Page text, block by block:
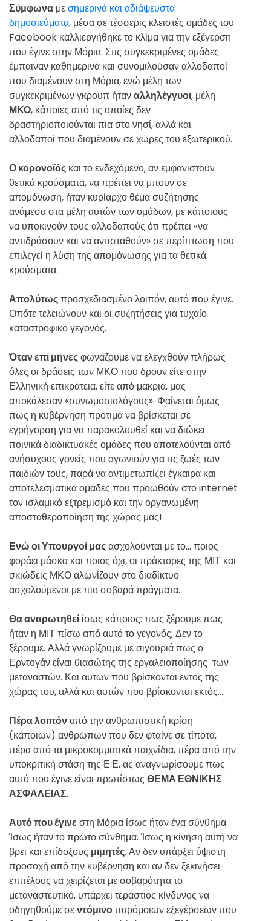
Σύμφωνα μεσημερινά και αδιάψευστα
δημοσιεύματα, μέσα σε τέσσερις κλειστές ομάδες του
Facebook καλλιεργήθηκε το κλίμα για την εξέγερση
που έγινε στην Μόρια. Στις συγκεκριμένες ομάδες
έμπαιναν καθημερινά και συνομιλούσαν αλλοδαποί
που διαμένουν στη Μόρια, ενώ μέλη των
συγκεκριμένων γκρουπ ήταναλληλέγγυοι, μέλη
ΜΚΟ, κάποιες από τις οποίες δεν
δραστηριοποιούνται πια στο νησί, αλλά και
αλλοδαποί που διαμένουν σε χώρες του εξωτερικού.
Ο κορονοϊός και το ενδεχόμενο, αν εμφανιστούν
θετικά κρούσματα, να πρέπει να μπουν σε
απομόνωση, ήταν κυρίαρχο θέμα συζήτησης
ανάμεσα στα μέλη αυτών των ομάδων, με κάποιους
να υποκινούν τους αλλοδαπούς ότι πρέπει «να
αντιδράσουν και να αντισταθούν» σε περίπτωση που
επιλεγεί η λύση της απομόνωσης για τα θετικά
κρούσματα.
Απολύτωςπροσχεδιασμένο λοιπόν, αυτό που έγινε.
Οπότε τελειώνουν και οι συζητήσεις για τυχαίο
καταστροφικό γεγονός.
Όταν επί μήνεςφωνάζουμε να ελεγχθούν πλήρως
όλες οι δράσεις των ΜΚΟ που δρουν είτε στην
Ελληνική επικράτεια, είτε από μακριά, μας
αποκάλεσαν «συνωμοσιολόγους». Φαίνεται όμως
πως η κυβέρνηση προτιμά να βρίσκεται σε
εγρήγορση για να παρακολουθεί και να διώκει
ποινικά διαδικτυακές ομάδες που αποτελούνται από
ανήσυχους γονείς που αγωνιούν για τις ζωές των
παιδιών τους, παρά να αντιμετωπίζει έγκαιρα και
αποτελεσματικά ομάδες που προωθούν στο internet
τον ισλαμικό εξτρεμισμό και την οργανωμένη
αποσταθεροποίηση της χώρας μας!
Ενώ οι Υπουργοί μαςασχολούνται με το… ποιος
φοράει μάσκα και ποιος όχι, οι πράκτορες της ΜΙΤ και
σκιώδεις ΜΚΟ αλωνίζουν στο διαδίκτυο
ασχολούμενοι με πιο σοβαρά πράγματα.
Θα αναρωτηθεί ίσως κάποιος: πως ξέρουμε πως
ήταν η ΜΙΤ πίσω από αυτό το γεγονός; Δεν το
ξέρουμε. Αλλά γνωρίζουμε με σιγουριά πως ο
Ερντογάν είναι θιασώτης της εργαλειοποίησης των
μεταναστών. Και αυτών που βρίσκονται εντός της
χώρας του, αλλά και αυτών που βρίσκονται εκτός…
Πέρα λοιπόναπό την ανθρωπιστική κρίση
(κάποιων) ανθρώπων που δεν φταίνε σε τίποτα,
πέρα από τα μικροκομματικά παιχνίδια, πέρα από την
υποκριτική στάση της Ε.Ε, ας αναγνωρίσουμε πως
αυτό που έγινε είναι πρωτίστως ΘΕΜΑ ΕΘΝΙΚΗΣ
ΑΣΦΑΛΕΙΑΣ.
Αυτό που έγινεστη Μόρια ίσως ήταν ένα σύνθημα.
Ίσως ήταν το πρώτο σύνθημα. Ίσως η κίνηση αυτή να
βρει και επίδοξους μιμητές. Αν δεν υπάρξει ύψιστη
προσοχή από την κυβέρνηση και αν δεν ξεκινήσει
επιτέλους να χειρίζεται με σοβαρότητα το
μεταναστευτικό, υπάρχει τεράστιος κίνδυνος να
οδηγηθούμε σεντόμινοπαρόμοιων εξεγέρσεων που